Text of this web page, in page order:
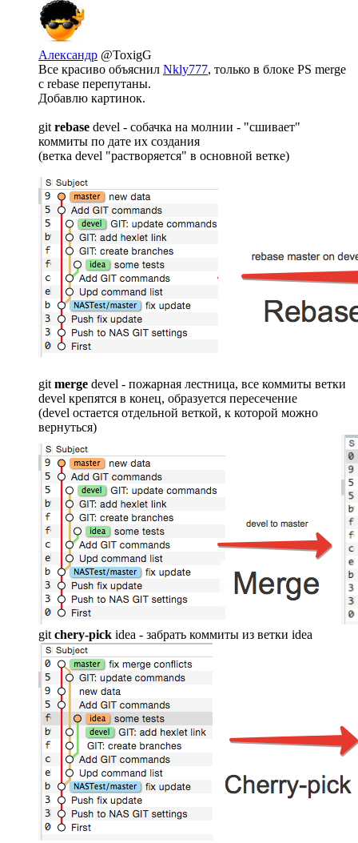
Александр @ToxigG
Все красиво объяснил Nkly777, только в блоке PS merge
с rebase перепутаны.
Добавлю картинок.
git rebase devel - собачка на молнии - "сшивает"
коммиты по дате их создания
(ветка devel "растворяется" в основной ветке)
git merge devel - пожарная лестница, все коммиты ветки
devel крепятся в конец, образуется пересечение
(devel остается отдельной веткой, к которой можно
вернуться)
git chery-pick idea - забрать коммиты из ветки idea